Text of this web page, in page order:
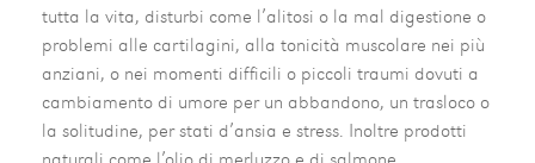
tutta la vita, disturbi come l’alitosi o la mal digestione o
problemi alle cartilagini, alla tonicità muscolare nei più
anziani, o nei momenti difficili o piccoli traumi dovuti a
cambiamento di umore per un abbandono, un trasloco o
la solitudine, per stati d’ansia e stress. Inoltre prodotti